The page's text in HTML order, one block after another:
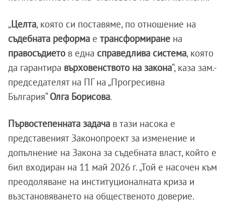
„Целта, която си поставяме, по отношение на
съдебната реформа е трансформиране на
правосъдието в една справедлива система, която
да гарантира върховенството на закона“, каза зам.-
председателят на ПГ на „Прогресивна
България“Олга Борисова.
Първостепенната задача в тази насока е
представеният Законопроект за изменение и
допълнение на Закона за съдебната власт, който е
бил входиран на 11 май 2026 г. „Той е насочен към
преодоляване на институционалната криза и
възстановяването на общественото доверие.